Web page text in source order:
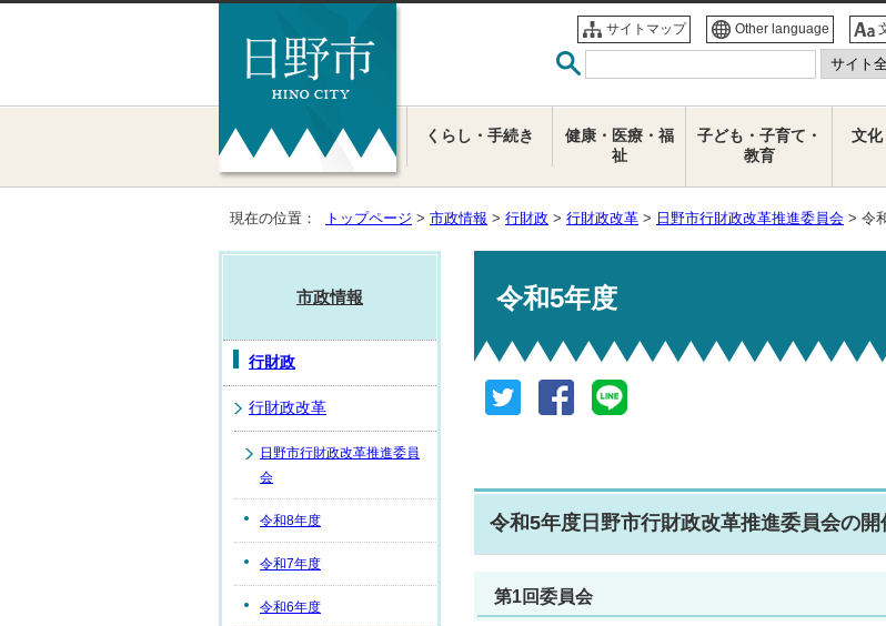
サイトマップ Other language
くらし・手続き
健康・医療・福
祉
子ども・子育て・
教育
文化
現在の位置： トップページ > 市政情報 > 行財政 > 行財政改革 > 日野市行財政改革推進委員会 > 令
令和5年度
令和5年度日野市行財政改革推進委員会の開
第1回委員会
市政情報
行財政
行財政改革
日野市行財政改革推進委員
会
令和8年度
令和7年度
令和6年度